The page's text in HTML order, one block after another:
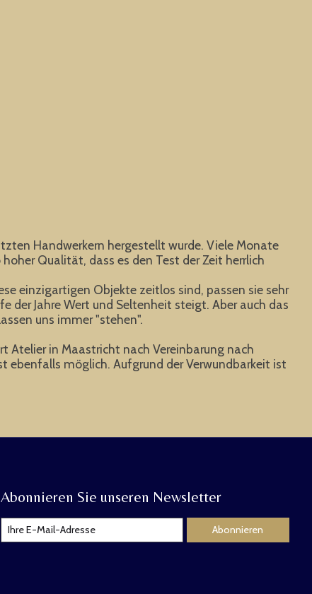
Handwerkern hergestellt wurde. Viele Monate
Qualität, dass es den Test der Zeit herrlich
einzigartigen Objekte zeitlos sind, passen sie sehr
der Jahre Wert und Seltenheit steigt. Aber auch das
uns immer "stehen".
Atelier in Maastricht nach Vereinbarung nach
ebenfalls möglich. Aufgrund der Verwundbarkeit ist
Abonnieren Sie unseren Newsletter
Abonnieren